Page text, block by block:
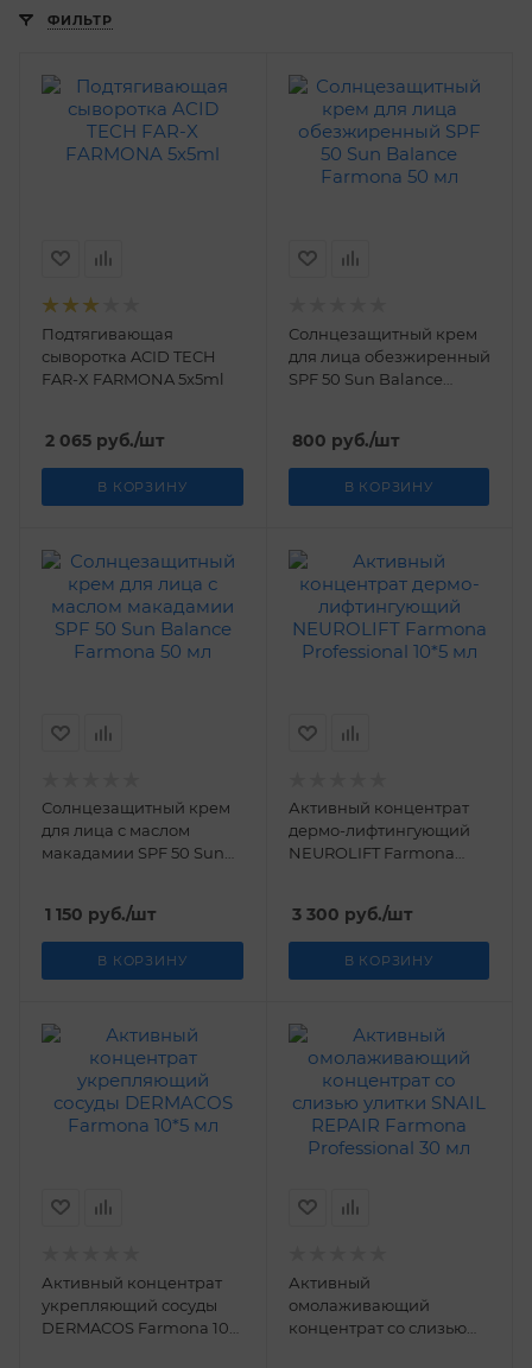
ФИЛЬТР
Подтягивающая
сыворотка ACID TECH
FAR-X FARMONA 5x5ml
2 065 руб./шт
В КОРЗИНУ
Солнцезащитный крем
для лица обезжиренный
SPF 50 Sun Balance
800 руб./шт
В КОРЗИНУ
Солнцезащитный крем
для лица с маслом
макадамии SPF 50 Sun
1 150 руб./шт
В КОРЗИНУ
Активный концентрат
дермо-лифтингующий
NEUROLIFT Farmona
3 300 руб./шт
В КОРЗИНУ
Активный концентрат
укрепляющий сосуды
DERMACOS Farmona 10*5
Активный
омолаживающий
концентрат со слизью